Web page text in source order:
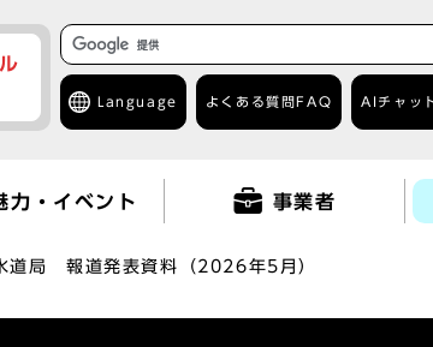
Language よくある質問 FAQ AIチャッ
力・イベント 事業者
道局 報道発表資料（2026年5月）